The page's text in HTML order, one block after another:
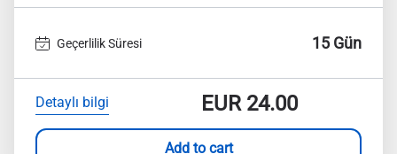
Geçerlilik Süresi 15 Gün
Detaylı bilgi EUR24.00
Add to cart